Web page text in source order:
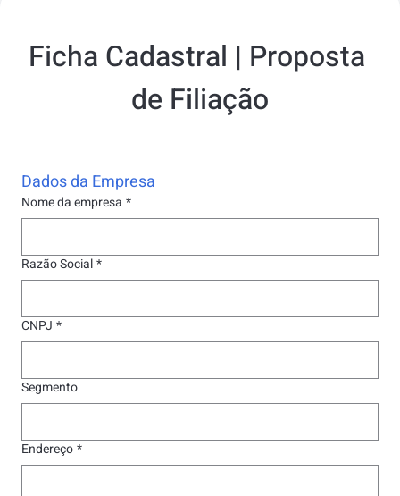
Ficha Cadastral | Proposta
de Filiação
Dados da Empresa
Nome da empresa *
Razão Social*
CNPJ *
Segmento
Endereço*